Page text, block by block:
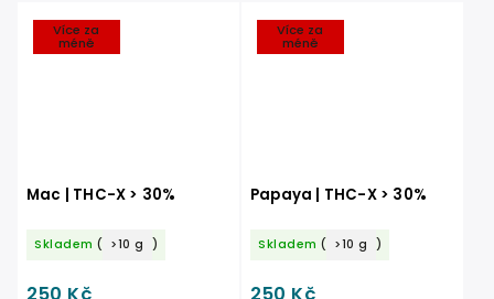
Více za
méně
Mac | THC-X > 30%
Skladem ( >10 g )
250 Kč
Více za
méně
Papaya | THC-X > 30%
Skladem ( >10 g )
250 Kč